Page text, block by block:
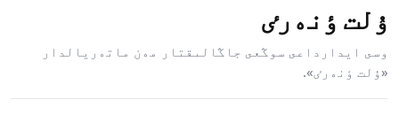
ۇلت ٶنەرٸ
وسى ايدارداعى سوڭعى جاڭالىقتار مەن ماتەريالدار
«ۇلت ٶنەرٸ».